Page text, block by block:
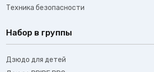
Техника безопасности
Набор в группы
Дзюдо для детей